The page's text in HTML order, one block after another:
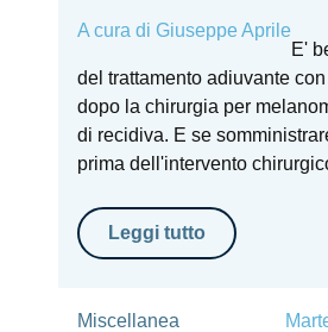
A cura di Giuseppe Aprile
E'
del trattamento adiuvante
dopo la chirurgia per
di recidiva. E se
prima dell'intervento
Leggi tutto
Miscellanea